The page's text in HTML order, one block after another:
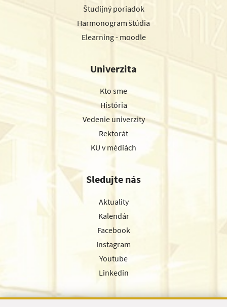
Študijný poriadok
Harmonogram štúdia
Elearning - moodle
Univerzita
Kto sme
História
Vedenie univerzity
Rektorát
KU v médiách
Sledujte nás
Aktuality
Kalendár
Facebook
Instagram
Youtube
Linkedin